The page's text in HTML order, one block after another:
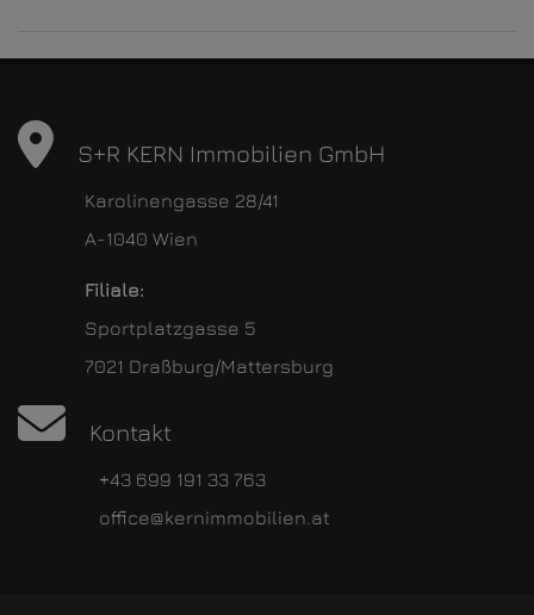
S+R KERN Immobilien GmbH
Karolinengasse 28/41
A-1040 Wien
Filiale:
Sportplatzgasse 5
7021 Draßburg/Mattersburg
Kontakt
+43 699 191 33 763
office@kernimmobilien.at